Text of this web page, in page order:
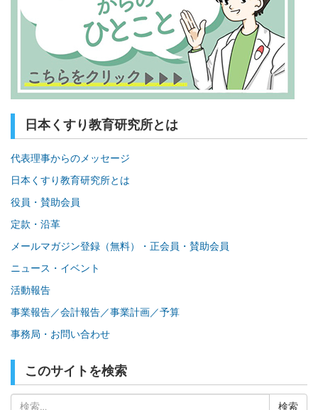
日本くすり教育研究所とは
代表理事からのメッセージ
日本くすり教育研究所とは
役員・賛助会員
定款・沿革
メールマガジン登録（無料）・正会員・賛助会員
ニュース・イベント
活動報告
事業報告／会計報告／事業計画／予算
事務局・お問い合わせ
このサイトを検索